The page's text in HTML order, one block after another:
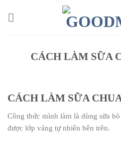
CÁCH LÀM SỮA
CÁCH LÀM SỮA
Công thức mình làm là dùng sữa
được lớp váng tự nhiên bên trên.